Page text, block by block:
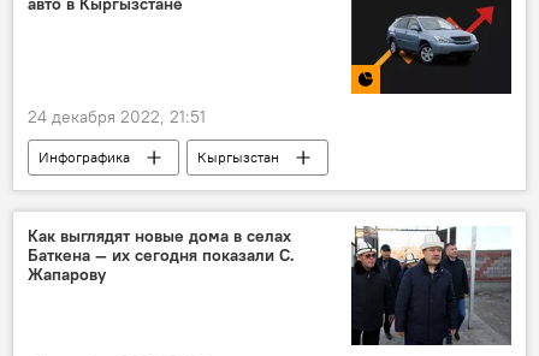
24 декабря 2022, 21:51
Инфографика
Кыргызстан
машина
авто
автомобиль
Цены на автомобили в Кыргызстане
цена
Как выглядят новые дома в селах
Баткена — их сегодня показали С.
Жапарову